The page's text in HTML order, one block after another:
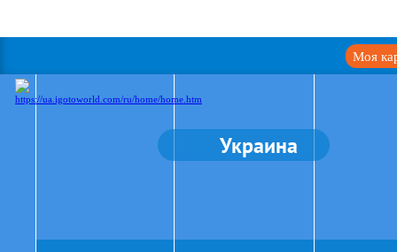
Моя
Украина